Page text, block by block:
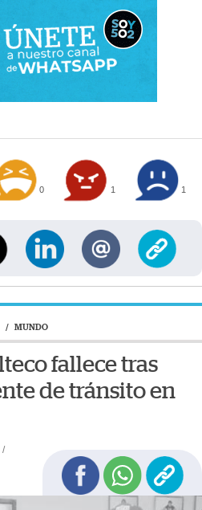
0 1 1
/ MUNDO
fallece tras
de tránsito en
/